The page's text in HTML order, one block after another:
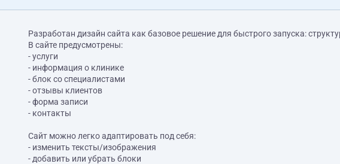
Разработан дизайн сайта как базовое решение для быстрого запуска:
В сайте предусмотрены:
- услуги
- информация о клинике
- блок со специалистами
- отзывы клиентов
- форма записи
- контакты
Сайт можно легко адаптировать под себя:
- изменить тексты/изображения
- добавить или убрать блоки